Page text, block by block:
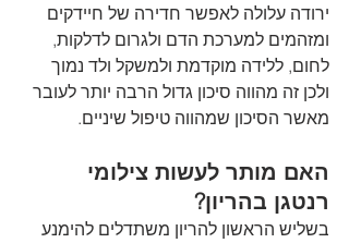
ירודה עלולה לאפשר חדירה של חיידקים
ומזהמים למערכת הדם ולגרום לדלקות,
לחום, ללידה מוקדמת ולמשקל ולד נמוך
ולכן זה מהווה סיכון גדול הרבה יותר לעובר
מאשר הסיכון שמהווה טיפול שיניים.
האם מותר לעשות צילומי
רנטגן בהריון?
בשליש הראשון להריון משתדלים להימנע